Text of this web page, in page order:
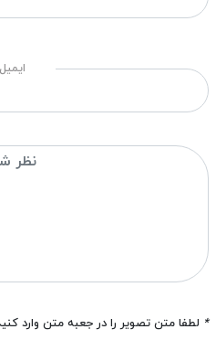
ایمیل
* لطفا متن تصویر را در جعبه متن وارد